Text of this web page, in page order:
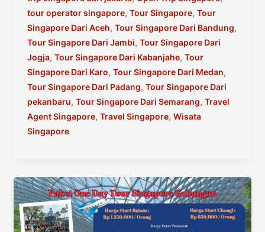
Airport
tour operator singapore, Tour Singapore, Tour
Singapore Dari Aceh, Tour Singapore Dari Bandung,
Tour Singapore Dari Jambi, Tour Singapore Dari
Jogja, Tour Singapore Dari Kabanjahe, Tour
Singapore Dari Karo, Tour Singapore Dari Medan,
Tour Singapore Dari Padang, Tour Singapore Dari
pekanbaru, Tour Singapore Dari Semarang, Travel
Agent Singapore, Travel Singapore, Wisata
Singapore